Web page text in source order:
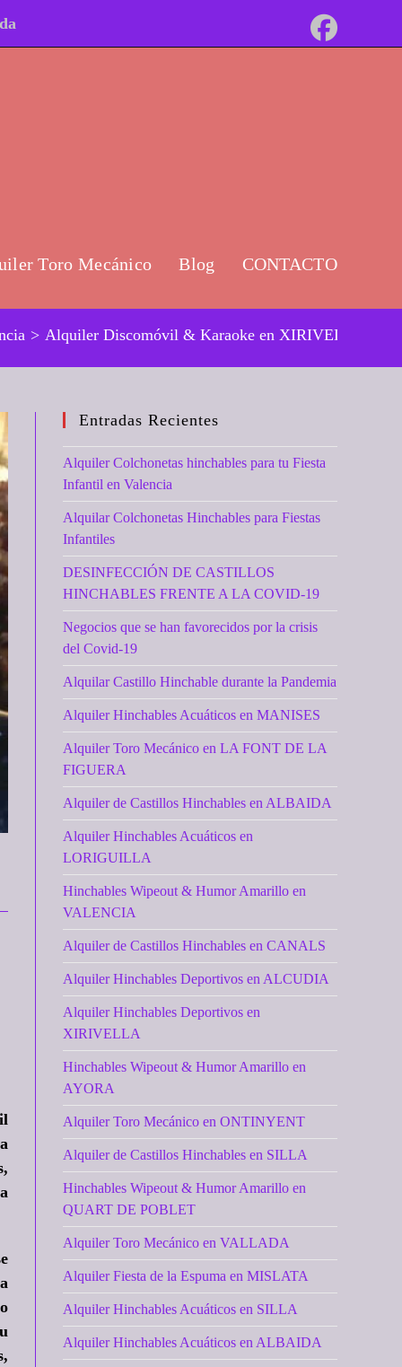
Toro Mecánico Blog CONTACTO
> Alquiler Discomóvil & Karaoke en XIRIVELLA
Entradas Recientes
Alquiler Colchonetas hinchables para tu Fiesta
Infantil en Valencia
Alquilar Colchonetas Hinchables para Fiestas
Infantiles
DESINFECCIÓN DE CASTILLOS
HINCHABLES FRENTE A LA COVID-19
Negocios que se han favorecidos por la crisis
del Covid-19
Alquilar Castillo Hinchable durante la Pandemia
Alquiler Hinchables Acuáticos en MANISES
Alquiler Toro Mecánico en LA FONT DE LA
FIGUERA
Alquiler de Castillos Hinchables en ALBAIDA
Alquiler Hinchables Acuáticos en
LORIGUILLA
Hinchables Wipeout & Humor Amarillo en
VALENCIA
Alquiler de Castillos Hinchables en CANALS
Alquiler Hinchables Deportivos en ALCUDIA
Alquiler Hinchables Deportivos en
XIRIVELLA
Hinchables Wipeout & Humor Amarillo en
AYORA
Alquiler Toro Mecánico en ONTINYENT
Alquiler de Castillos Hinchables en SILLA
Hinchables Wipeout & Humor Amarillo en
QUART DE POBLET
Alquiler Toro Mecánico en VALLADA
Alquiler Fiesta de la Espuma en MISLATA
Alquiler Hinchables Acuáticos en SILLA
Alquiler Hinchables Acuáticos en ALBAIDA